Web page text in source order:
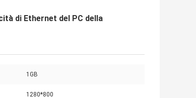
di Ethernet del PC della
1GB
1280*800